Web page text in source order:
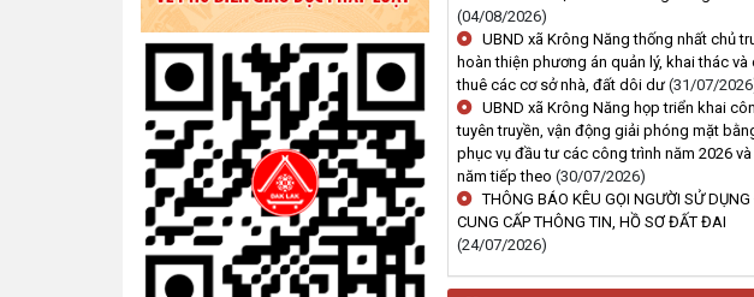
(04/08/2026)
UBND xã Krông Năng thống nhất chủ
hoàn thiện phương án quản lý, khai thác và
thuê các cơ sở nhà, đất dôi dư (31/07/
UBND xã Krông Năng họp triển khai
tuyên truyền, vận động giải phóng mặt
phục vụ đầu tư các công trình năm 2026
năm tiếp theo (30/07/2026)
THÔNG BÁO KÊU GỌI NGƯỜI SỬ
CUNG CẤP THÔNG TIN, HỒ SƠ ĐẤT ĐAI
(24/07/2026)